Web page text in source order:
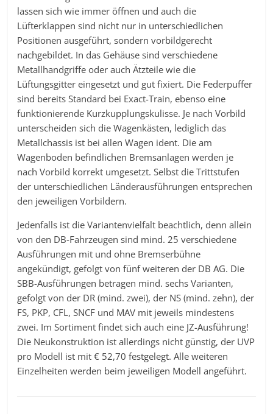
lassen sich wie immer öffnen und auch die
Lüfterklappen sind nicht nur in unterschiedlichen
Positionen ausgeführt, sondern vorbildgerecht
nachgebildet. In das Gehäuse sind verschiedene
Metallhandgriffe oder auch Ätzteile wie die
Lüftungsgitter eingesetzt und gut fixiert. Die Federpuffer
sind bereits Standard bei Exact-Train, ebenso eine
funktionierende Kurzkupplungskulisse. Je nach Vorbild
unterscheiden sich die Wagenkästen, lediglich das
Metallchassis ist bei allen Wagen ident. Die am
Wagenboden befindlichen Bremsanlagen werden je
nach Vorbild korrekt umgesetzt. Selbst die Trittstufen
der unterschiedlichen Länderausführungen entsprechen
den jeweiligen Vorbildern.
Jedenfalls ist die Variantenvielfalt beachtlich, denn allein
von den DB-Fahrzeugen sind mind. 25 verschiedene
Ausführungen mit und ohne Bremserbühne
angekündigt, gefolgt von fünf weiteren der DB AG. Die
SBB-Ausführungen betragen mind. sechs Varianten,
gefolgt von der DR (mind. zwei), der NS (mind. zehn), der
FS, PKP, CFL, SNCF und MAV mit jeweils mindestens
zwei. Im Sortiment findet sich auch eine JZ-Ausführung!
Die Neukonstruktion ist allerdings nicht günstig, der UVP
pro Modell ist mit € 52,70 festgelegt. Alle weiteren
Einzelheiten werden beim jeweiligen Modell angeführt.